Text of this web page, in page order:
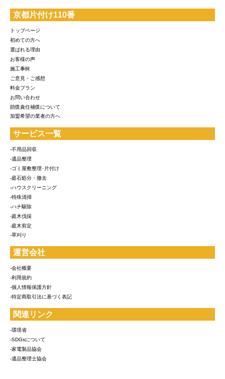
京都片付け110番
トップページ
初めての方へ
選ばれる理由
お客様の声
施工事例
ご意見・ご感想
料金プラン
お問い合わせ
賠償責任補償について
加盟希望の業者の方へ
サービス一覧
-不用品回収
-遺品整理
-ゴミ屋敷整理･片付け
-庭石処分・撤去
-ハウスクリーニング
-特殊清掃
-ハチ駆除
-庭木伐採
-庭木剪定
-草刈り
運営会社
-会社概要
-利用規約
-個人情報保護方針
-特定商取引法に基づく表記
関連リンク
-環境省
-SDGsについて
-家電製品協会
-遺品整理士協会